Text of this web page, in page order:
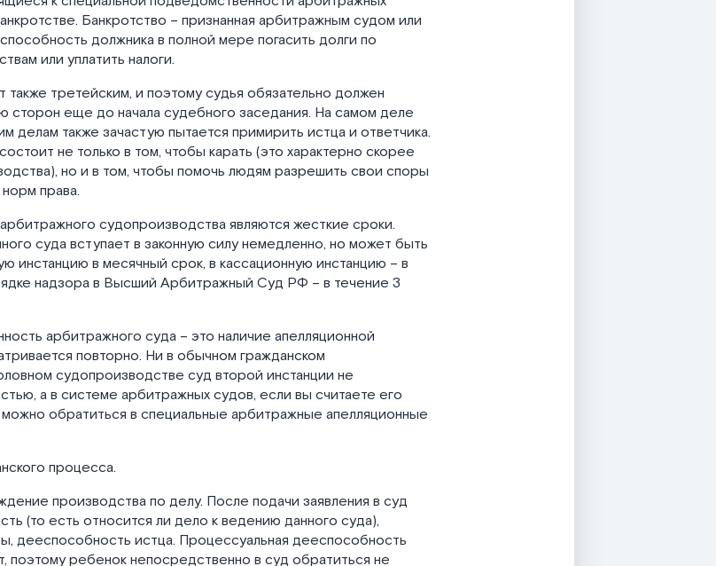
Банкротство – признанная арбитражным судом или
должника в полной мере погасить долги по
или уплатить налоги.
третейским, и поэтому судья обязательно должен
сторон еще до начала судебного заседания. На самом деле
делам также зачастую пытается примирить истца и ответчика.
не только в том, чтобы карать (это характерно скорее
но и в том, чтобы помочь людям разрешить свои споры
права.
судопроизводства являются жесткие сроки.
суда вступает в законную силу немедленно, но может быть
инстанцию в месячный срок, в кассационную инстанцию – в
надзора в Высший Арбитражный Суд РФ – в течение 3
арбитражного суда – это наличие апелляционной
повторно. Ни в обычном гражданском
судопроизводстве суд второй инстанции не
а в системе арбитражных судов, если вы считаете его
обратиться в специальные арбитражные апелляционные
процесса.
производства по делу. После подачи заявления в суд
(то есть относится ли дело к ведению данного суда),
дееспособность истца. Процессуальная дееспособность
поэтому ребенок непосредственно в суд обратиться не